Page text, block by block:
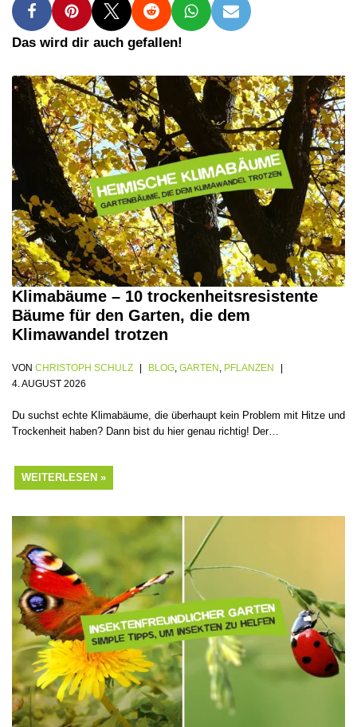
Das wird dir auch gefallen!
Klimabäume – 10 trockenheitsresistente
Bäume für den Garten, die dem
Klimawandel trotzen
VON CHRISTOPH SCHULZ BLOG GARTEN
PFLANZEN
4. AUGUST 2026
Du suchst echte Klimabäume, die überhaupt kein Problem mit Hitze und
Trockenheit haben? Dann bist du hier genau richtig! Der…
WEITERLESEN »